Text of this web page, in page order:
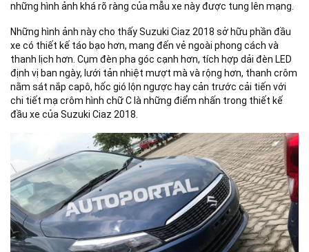
những hình ảnh khá rõ ràng của mẫu xe này được tung lên mạng.
Những hình ảnh này cho thấy Suzuki Ciaz 2018 sở hữu phần đầu
xe có thiết kế táo bạo hơn, mang đến vẻ ngoài phong cách và
thanh lịch hơn. Cụm đèn pha góc cạnh hơn, tích hợp dải đèn LED
định vị ban ngày, lưới tản nhiệt mượt mà và rộng hơn, thanh crôm
nằm sát nắp capô, hốc gió lộn ngược hay cản trước cải tiến với
chi tiết mạ crôm hình chữ C là những điểm nhấn trong thiết kế
đầu xe của Suzuki Ciaz 2018.